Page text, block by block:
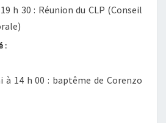
h 30 : Réunion du CLP (Conseil
:
à 14 h 00 : baptême de Corenzo